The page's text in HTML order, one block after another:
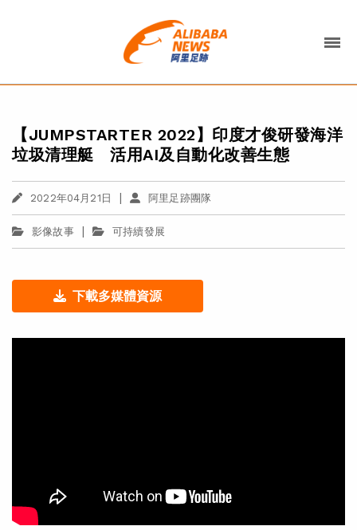
【JUMPSTARTER 2022】印度才俊研發海洋
垃圾清理艇 活用AI及自動化改善生態
2022年04月21日 | 阿里足跡團隊
影像故事 | 可持續發展
下載多媒體資源